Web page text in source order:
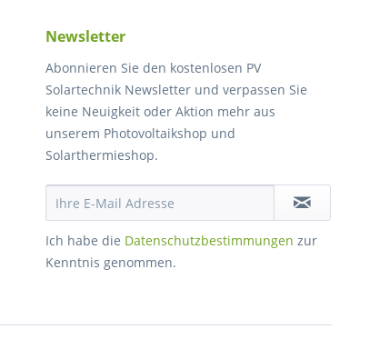
Newsletter
Abonnieren Sie den kostenlosen PV
Solartechnik Newsletter und verpassen Sie
keine Neuigkeit oder Aktion mehr aus
unserem Photovoltaikshop und
Solarthermieshop.
Ich habe die Datenschutzbestimmungen zur
Kenntnis genommen.